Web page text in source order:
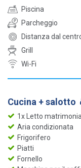
Piscina
Parcheggio
Distanza dal
Grill
Wi-Fi
Cucina + salotto
1x Letto
Aria condizionata
Frigorifero
Piatti
Fornello